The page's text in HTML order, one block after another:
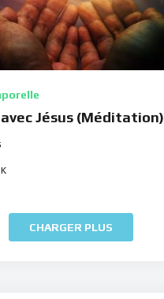
Jésus (Méditation)
CHARGER PLUS